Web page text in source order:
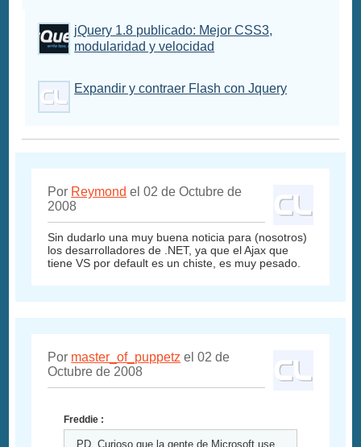
jQuery 1.8 publicado: Mejor CSS3,
modularidad y velocidad
Expandir y contraer Flash con Jquery
Por Reymond el 02 de Octubre de
2008
Sin dudarlo una muy buena noticia para (nosotros)
los desarrolladores de .NET, ya que el Ajax que
tiene VS por default es un chiste, es muy pesado.
Por master_of_puppetz el 02 de
Octubre de 2008
Freddie :
PD. Curioso que la gente de Microsoft use